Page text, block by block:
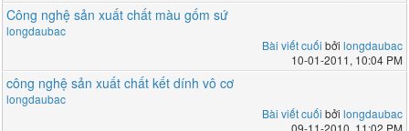
Công nghệ sản xuất chất màu gốm sứ
longdaubac
Bài viết cuối bởi longdaubac
10-01-2011, 10:04 PM
công nghệ sản xuất chất kết dính vô cơ
longdaubac
Bài viết cuối bởi longdaubac
09-11-2010, 11:02 PM